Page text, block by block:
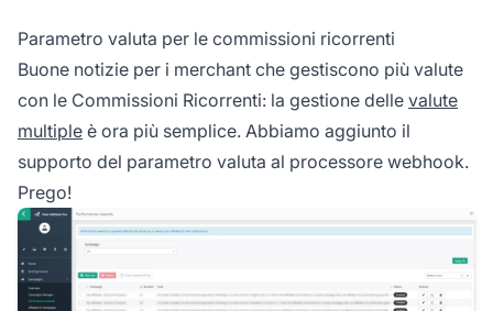
Parametro valuta per le commissioni ricorrenti
Buone notizie per i merchant che gestiscono più valute
con le Commissioni Ricorrenti: la gestione delle valute
multiple è ora più semplice. Abbiamo aggiunto il
supporto del parametro valuta al processore webhook.
Prego!